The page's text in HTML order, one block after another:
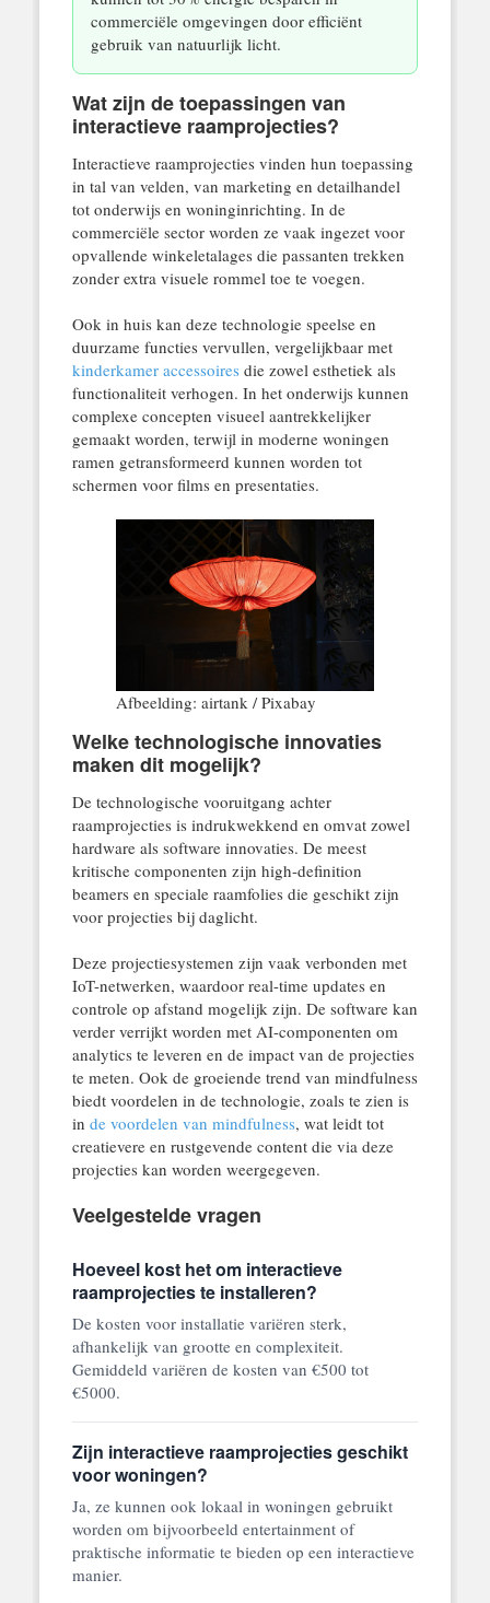
commerciële omgevingen door efficiënt
gebruik van natuurlijk licht.
Wat zijn de toepassingen van
interactieve raamprojecties?
Interactieve raamprojecties vinden hun toepassing
in tal van velden, van marketing en detailhandel
tot onderwijs en woninginrichting. In de
commerciële sector worden ze vaak ingezet voor
opvallende winkeletalages die passanten trekken
zonder extra visuele rommel toe te voegen.
Ook in huis kan deze technologie speelse en
duurzame functies vervullen, vergelijkbaar met
kinderkamer accessoires die zowel esthetiek als
functionaliteit verhogen. In het onderwijs kunnen
complexe concepten visueel aantrekkelijker
gemaakt worden, terwijl in moderne woningen
ramen getransformeerd kunnen worden tot
schermen voor films en presentaties.
Afbeelding: airtank / Pixabay
Welke technologische innovaties
maken dit mogelijk?
De technologische vooruitgang achter
raamprojecties is indrukwekkend en omvat zowel
hardware als software innovaties. De meest
kritische componenten zijn high-definition
beamers en speciale raamfolies die geschikt zijn
voor projecties bij daglicht.
Deze projectiesystemen zijn vaak verbonden met
IoT-netwerken, waardoor real-time updates en
controle op afstand mogelijk zijn. De software kan
verder verrijkt worden met AI-componenten om
analytics te leveren en de impact van de projecties
te meten. Ook de groeiende trend van mindfulness
biedt voordelen in de technologie, zoals te zien is
in de voordelen van mindfulness, wat leidt tot
creatievere en rustgevende content die via deze
projecties kan worden weergegeven.
Veelgestelde vragen
Hoeveel kost het om interactieve
raamprojecties te installeren?
De kosten voor installatie variëren sterk,
afhankelijk van grootte en complexiteit.
Gemiddeld variëren de kosten van €500 tot
€5000.
Zijn interactieve raamprojecties geschikt
voor woningen?
Ja, ze kunnen ook lokaal in woningen gebruikt
worden om bijvoorbeeld entertainment of
praktische informatie te bieden op een interactieve
manier.